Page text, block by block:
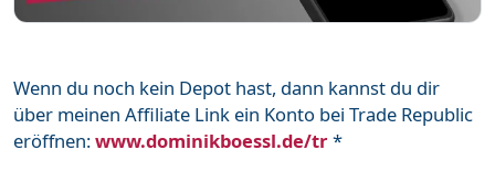
Wenn du noch kein Depot hast, dann kannst du dir
über meinen Affiliate Link ein Konto bei Trade Republic
eröffnen:www.dominikboessl.de/tr*